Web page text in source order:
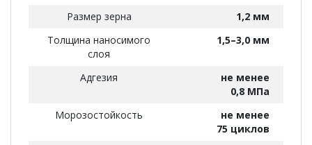
Размер зерна
1,2 мм
Толщина наносимого
слоя
1,5–3,0 мм
Адгезия
не менее
0,8 МПа
Морозостойкость
не менее
75 циклов